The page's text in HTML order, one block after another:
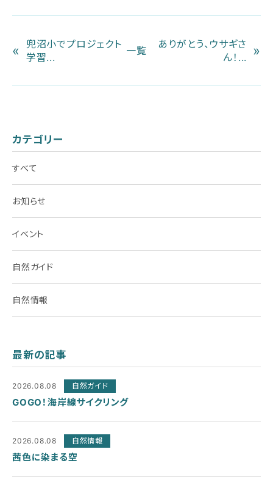
«
兜沼小でプロジェクト
学習...
一覧
ありがとう、ウサギさ
ん！...
»
カテゴリー
すべて
お知らせ
イベント
自然ガイド
自然情報
最新の記事
2026.08.08 自然ガイド
GOGO！海岸線サイクリング
2026.08.08 自然情報
茜色に染まる空